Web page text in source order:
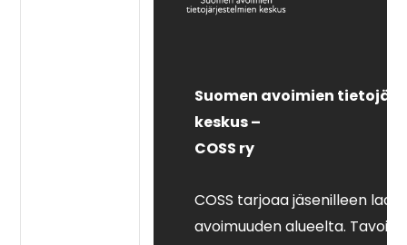
Suomen avoimien
keskus –
COSS ry
COSS tarjoaa jäsenilleen
avoimuuden alueelta.